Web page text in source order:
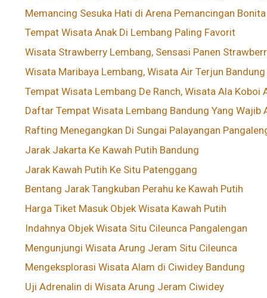
Memancing Sesuka Hati di Arena Pemancingan Bonita
Tempat Wisata Anak Di Lembang Paling Favorit
Wisata Strawberry Lembang, Sensasi Panen
Wisata Maribaya Lembang, Wisata Air Terjun Bandung
Tempat Wisata Lembang De Ranch, Wisata Ala Koboi
Daftar Tempat Wisata Lembang Bandung Yang Wajib
Rafting Menegangkan Di Sungai Palayangan
Jarak Jakarta Ke Kawah Putih Bandung
Jarak Kawah Putih Ke Situ Patenggang
Bentang Jarak Tangkuban Perahu ke Kawah Putih
Harga Tiket Masuk Objek Wisata Kawah Putih
Indahnya Objek Wisata Situ Cileunca Pangalengan
Mengunjungi Wisata Arung Jeram Situ Cileunca
Mengeksplorasi Wisata Alam di Ciwidey Bandung
Uji Adrenalin di Wisata Arung Jeram Ciwidey